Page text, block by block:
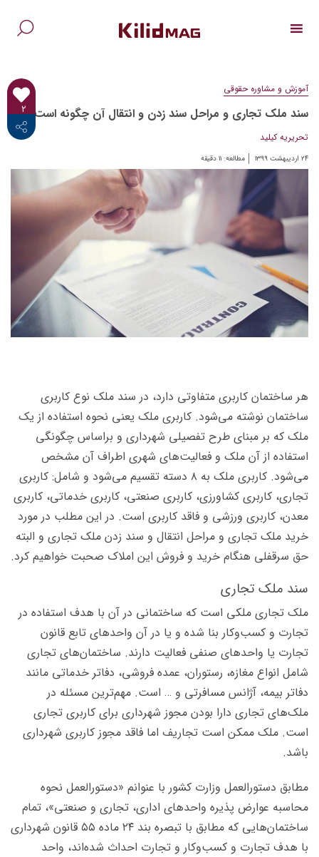
۲
<i class="fab fa-facebook-f"></i>
آموزش و مشاوره حقوقی
سند ملک تجاری و مراحل سند زدن و انتقال آن چگونه است؟
تحریریه کیلید
۲۴ اردیبهشت ۱۳۹۹ مطالعه: ۱۱ دقیقه
هر ساختمان کاربری متفاوتی دارد، در سند ملک نوع کاربری
ساختمان نوشته می‌شود. کاربری ملک یعنی نحوه استفاده از یک
ملک که بر مبنای طرح تفصیلی شهرداری و براساس چگونگی
استفاده از آن ملک و فعالیت‌های شهری اطراف آن مشخص
می‌شود. کاربری ملک به ۸ دسته تقسیم می‌شود و شامل: کاربری
تجاری، کاربری کشاورزی، کاربری صنعتی، کاربری خدماتی، کاربری
معدن، کاربری ورزشی و فاقد کاربری است. در این مطلب در مورد
خرید ملک تجاری و مراحل انتقال و سند زدن ملک تجاری و البته
حق سرقفلی هنگام خرید و فروش این املاک صحبت خواهیم کرد.
سند ملک تجاری
ملک تجاری ملکی است که ساختمانی در آن با هدف استفاده در
تجارت و کسب‌وکار بنا شده و یا در آن واحدهای تابع قانون
تجارت یا واحدهای صنفی فعالیت دارند. ساختمان‌های تجاری
شامل انواع مغازه‌، رستوران، عمده فروشی، دفاتر خدماتی مانند
دفاتر بیمه، آژانس مسافرتی و … است. مهم‌ترین مسئله در
ملک‌های تجاری دارا بودن مجوز شهرداری برای کاربری تجاری
است. ملک ممکن است تجاریف اما فاقد مجوز کاربری شهرداری
باشد.
مطابق دستورالعمل وزارت کشور با عنوانم «دستورالعمل نحوه
محاسبه عوارض پذیره واحدهای اداری، تجاری و صنعتی»، تمام
ساختمان‌هایی که مطابق با تبصره بند ۲۴ ماده ۵۵ قانون شهرداری
با هدف تجارت و کسب‌‌وکار و تجارت احداث شده‌اند، واحد